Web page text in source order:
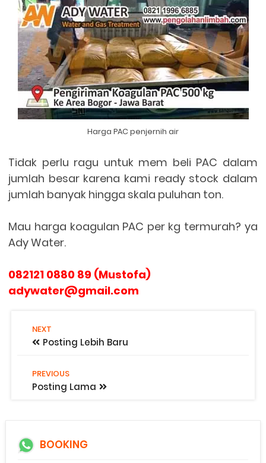
Harga PAC penjernih air
Tidak perlu ragu untuk mem beli PAC dalam
jumlah besar karena kami ready stock dalam
jumlah banyak hingga skala puluhan ton.
Mau harga koagulan PAC per kg termurah? ya
Ady Water.
082121 0880 89 (Mustofa)
adywater@gmail.com
NEXT
Posting Lebih Baru
PREVIOUS
Posting Lama
BOOKING